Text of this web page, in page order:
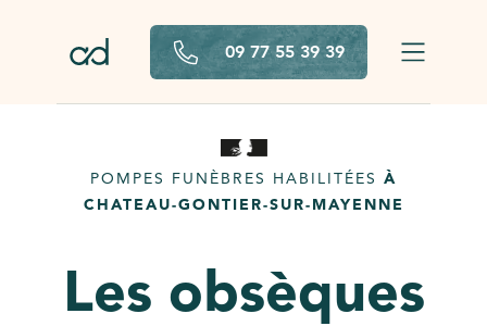
09 77 55 39 39
POMPES FUNÈBRES HABILITÉES À
CHATEAU-GONTIER-SUR-MAYENNE
Les obsèques